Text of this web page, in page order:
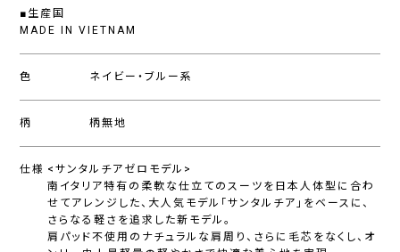
■生産国
MADE IN VIETNAM
色 ネイビー・ブルー系
柄 柄無地
仕様 <サンタルチアゼロモデル>
南イタリア特有の柔軟な仕立てのスーツを日本人体型に合わ
せてアレンジした、大人気モデル「サンタルチア」をベースに、
さらなる軽さを追求した新モデル。
肩パッド不使用のナチュラルな肩周り、さらに毛芯をなくし、オ